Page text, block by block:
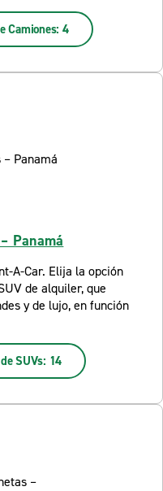
Camiones: 4
Panamá
A-Car. Elija la opción
de alquiler, que
y de lujo, en función
SUVs: 14